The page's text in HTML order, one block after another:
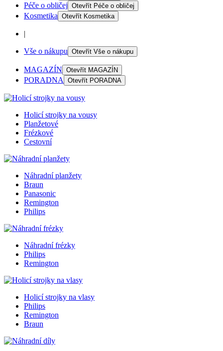
Péče o obličej Otevřít Péče o obličej
Kosmetika Otevřít Kosmetika
|
Vše o nákupu Otevřít Vše o nákupu
MAGAZÍN Otevřít MAGAZÍN
PORADNA Otevřít PORADNA
Holicí strojky na vousy
Planžetové
Frézkové
Cestovní
Náhradní planžety
Braun
Panasonic
Remington
Philips
Náhradní frézky
Philips
Remington
Holicí strojky na vlasy
Philips
Remington
Braun